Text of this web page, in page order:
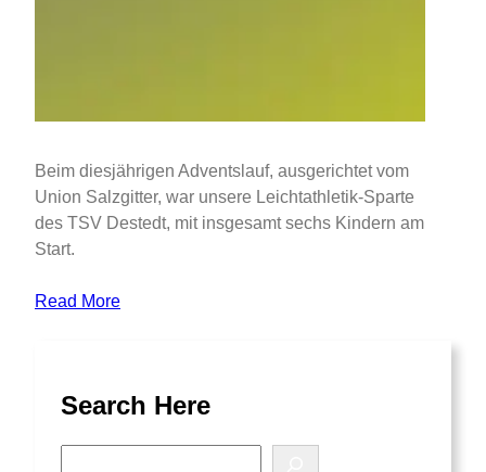
Beim diesjährigen Adventslauf, ausgerichtet vom
Union Salzgitter, war unsere Leichtathletik-Sparte
des TSV Destedt, mit insgesamt sechs Kindern am
Start.
Read More
Search Here